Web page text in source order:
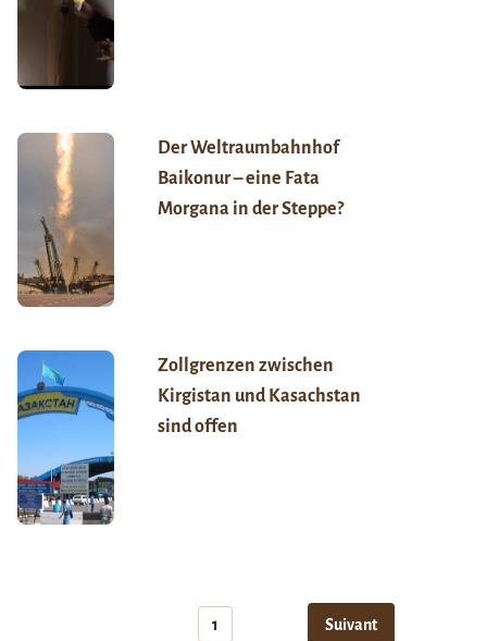
Der Weltraumbahnhof
Baikonur – eine Fata
Morgana in der Steppe?
Zollgrenzen zwischen
Kirgistan und Kasachstan
sind offen
1 Suivant